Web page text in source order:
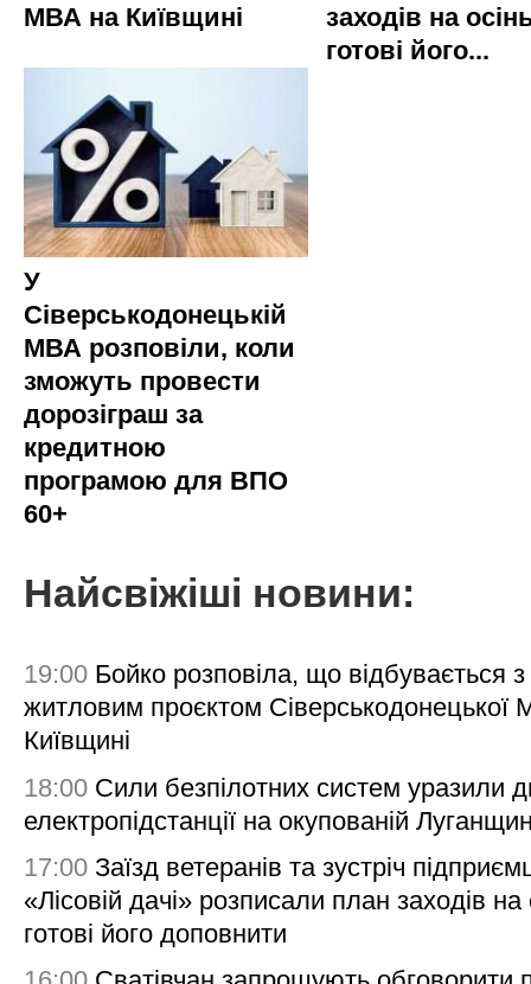
МВА на Київщині
заходів на
готові його...
У
Сіверськодонецькій
МВА розповіли, коли
зможуть провести
дорозіграш за
кредитною
програмою для ВПО
60+
Найсвіжіші новини:
19:00 Бойко розповіла, що відбувається з
житловим проєктом Сіверськодонецької
Київщині
18:00 Сили безпілотних систем уразили
електропідстанції на окупованій
17:00 Заїзд ветеранів та зустріч
«Лісовій дачі» розписали план заходів на
готові його доповнити